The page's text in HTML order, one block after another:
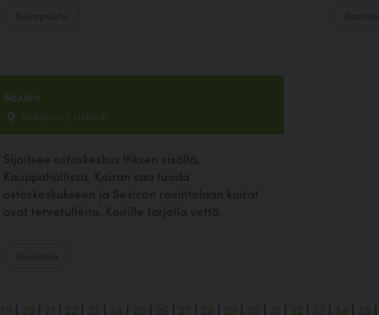
Sexico
Itäkatu 1-7, Helsinki
Sijaitsee ostoskeskus Itiksen sisällä,
Kauppahallissa. Koiran saa tuoda
ostoskeskukseen ja Sexicon ravintolaan koirat
ovat tervetulleita. Koirille tarjolla vettä.
19 20 21 22 23 24 25 26 27 28 29 30 31 32 33 34 35